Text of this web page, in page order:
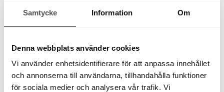
Samtycke Information Om
Denna webbplats använder cookies
Vi använder enhetsidentifierare för att anpassa innehållet
och annonserna till användarna, tillhandahålla funktioner
för sociala medier och analysera vår trafik. Vi
färgbeständigt.
100% bomull
färgbeständigt